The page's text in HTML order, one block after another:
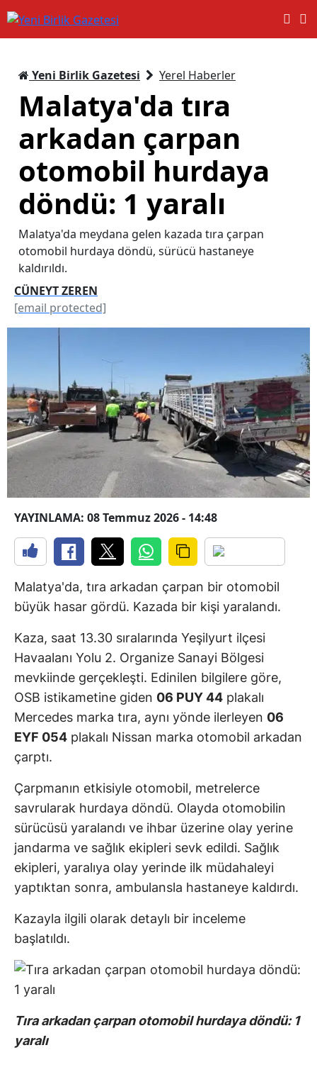
Yeni Birlik Gazetesi Yerel Haberler
Malatya'da tıra
arkadan çarpan
otomobil hurdaya
döndü: 1 yaralı
Malatya'da meydana gelen kazada tıra çarpan
otomobil hurdaya döndü, sürücü hastaneye
kaldırıldı.
CÜNEYT ZEREN
[email protected]
YAYINLAMA: 08 Temmuz 2026 - 14:48
Malatya'da, tıra arkadan çarpan bir otomobil
büyük hasar gördü. Kazada bir kişi yaralandı.
Kaza, saat 13.30 sıralarında Yeşilyurt ilçesi
Havaalanı Yolu 2. Organize Sanayi Bölgesi
mevkiinde gerçekleşti. Edinilen bilgilere göre,
OSB istikametine giden 06 PUY 44 plakalı
Mercedes marka tıra, aynı yönde ilerleyen 06
EYF 054 plakalı Nissan marka otomobil arkadan
çarptı.
Çarpmanın etkisiyle otomobil, metrelerce
savrularak hurdaya döndü. Olayda otomobilin
sürücüsü yaralandı ve ihbar üzerine olay yerine
jandarma ve sağlık ekipleri sevk edildi. Sağlık
ekipleri, yaralıya olay yerinde ilk müdahaleyi
yaptıktan sonra, ambulansla hastaneye kaldırdı.
Kazayla ilgili olarak detaylı bir inceleme
başlatıldı.
Tıra arkadan çarpan otomobil hurdaya döndü: 1
yaralı